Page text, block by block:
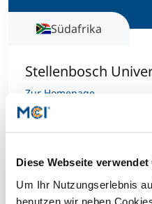
Diese Webseite verwendet
Um Ihr Nutzungserlebnis
benutzen wir neben
Südafrika
Stellenbosch
Zur Homepage
China